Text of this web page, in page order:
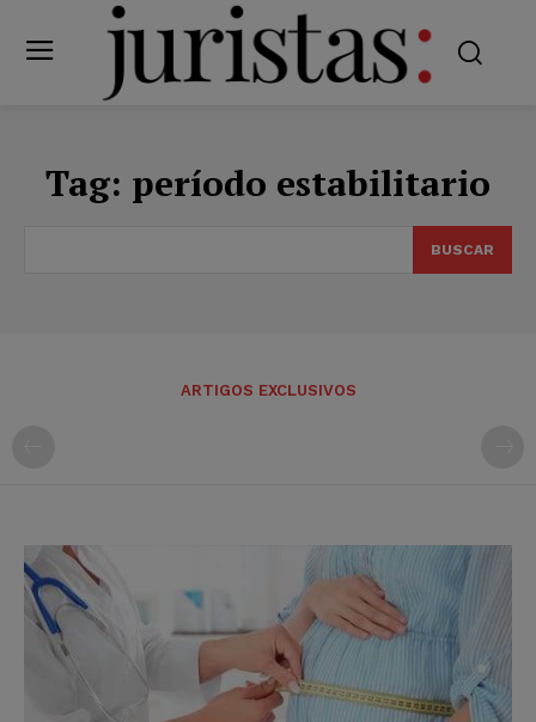
Tag: período estabilitario
BUSCAR
ARTIGOS EXCLUSIVOS